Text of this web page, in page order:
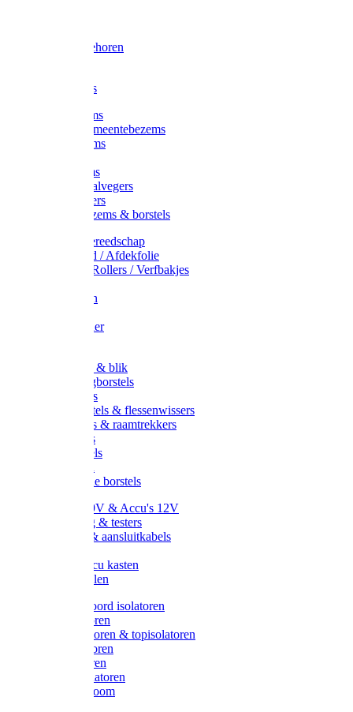
Slede toebehoren
Composters
Straatbezems
Stads- / Gemeentebezems
Terrasbezems
Gootbezems
Kamer-/Zaalvegers
Vloertrekkers
Onkruidbezems & borstels
Schildersgereedschap
Afplakband / Afdekfolie
Kwasten / Rollers / Verfbakjes
Afdekfoliën
Schuurpapier
Handveger & blik
Voetenveegborstels
Handvegers
Afwasborstels & flessenwissers
Wasborstels & raamtrekkers
Tonborstels
Werkborstels
Hygienische borstels
Batterijen 9V & Accu's 12V
Beveiliging & testers
Kabelsets & aansluitkabels
Metalen accu kasten
Zonnepanelen
Draad & koord isolatoren
Ringisolatoren
Extra isolatoren & topisolatoren
Hoekisolatoren
Lintisolatoren
Afstandisolatoren
Isolatorenboom